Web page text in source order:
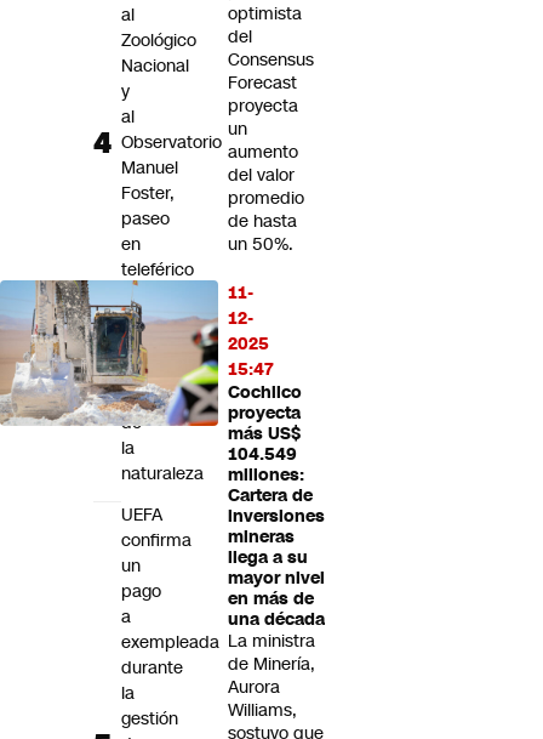
optimista
del
Consensus
Forecast
proyecta
un
aumento
del valor
promedio
de hasta
un 50%.
11-
12-
2025
15:47
Cochilco
proyecta
más US$
104.549
millones:
Cartera de
inversiones
mineras
llega a su
mayor nivel
en más de
una década
La ministra
de Minería,
Aurora
Williams,
sostuvo que
al
Zoológico
Nacional
y
al
Observatorio
Manuel
Foster,
paseo
en
teleférico
seis
lugares
para
disfrutar
de
la
naturaleza
UEFA
confirma
un
pago
a
exempleada
durante
la
gestión